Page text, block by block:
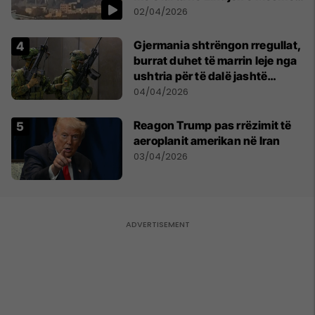
Shumë gjëra të tjera do të
02/04/2026
Gjermania shtrëngon rregullat,
burrat duhet të marrin leje nga
ushtria për të dalë jashtë
shtetit
04/04/2026
Reagon Trump pas rrëzimit të
aeroplanit amerikan në Iran
03/04/2026